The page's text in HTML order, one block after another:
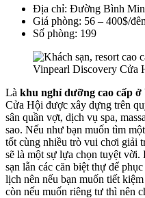
Địa chỉ: Đường Bình
Giá phòng: 56 – 400$/
Số phòng: 199
Vinpearl Discovery Cửa
Là khu nghỉ dưỡng cao cấp
Cửa Hội được xây dựng trên
sân quần vợt, dịch vụ spa,
sao. Nếu như bạn muốn tìm
tốt cùng nhiều trò vui chơi giải
sẽ là một sự lựa chọn tuyệt
sạn lẫn các căn biệt thự để
lịch nên nếu bạn muốn tiết
còn nếu muốn riêng tư thì nên